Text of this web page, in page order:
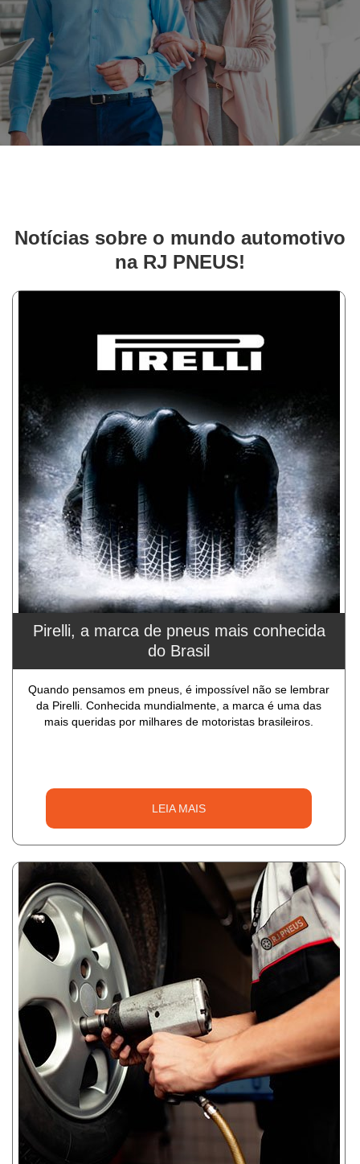
Notícias sobre o mundo automotivo
na RJ PNEUS!
Pirelli, a marca de pneus mais conhecida
do Brasil
Quando pensamos em pneus, é impossível não se lembrar
da Pirelli. Conhecida mundialmente, a marca é uma das
mais queridas por milhares de motoristas brasileiros.
LEIA MAIS